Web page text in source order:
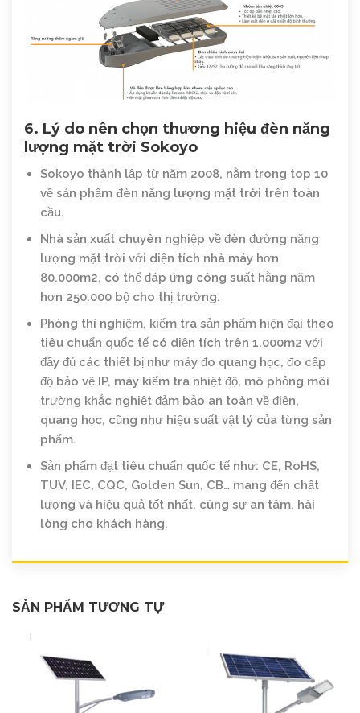
6. Lý do nên chọn thương hiệu đèn năng
lượng mặt trời Sokoyo
Sokoyo thành lập từ năm 2008, nằm trong top 10
về sản phẩm đèn năng lượng mặt trời trên toàn
cầu.
Nhà sản xuất chuyên nghiệp về đèn đường năng
lượng mặt trời với diện tích nhà máy hơn
80.000m2, có thể đáp ứng công suất hằng năm
hơn 250.000 bộ cho thị trường.
Phòng thí nghiệm, kiểm tra sản phẩm hiện đại theo
tiêu chuẩn quốc tế có diện tích trên 1.000m2 với
đầy đủ các thiết bị như máy đo quang học, đo cấp
độ bảo vệ IP, máy kiểm tra nhiệt độ, mô phỏng môi
trường khắc nghiệt đảm bảo an toàn về điện,
quang học, cũng như hiệu suất vật lý của từng sản
phẩm.
Sản phẩm đạt tiêu chuẩn quốc tế như: CE, RoHS,
TUV, IEC, CQC, Golden Sun, CB… mang đến chất
lượng và hiệu quả tốt nhất, cùng sự an tâm, hài
lòng cho khách hàng.
SẢN PHẨM TƯƠNG TỰ